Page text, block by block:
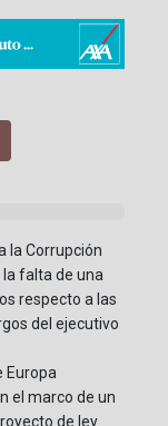
la Corrupción
la falta de una
respecto a las
del ejecutivo
Europa
el marco de un
de ley